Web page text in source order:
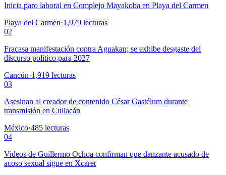
Inicia paro laboral en Complejo Mayakoba en Playa del Carmen
Playa del Carmen·1,979 lecturas
02
Fracasa manifestación contra Aguakan; se exhibe desgaste del
discurso político para 2027
Cancún·1,919 lecturas
03
Asesinan al creador de contenido César Gastélum durante
transmisión en Culiacán
México·485 lecturas
04
Videos de Guillermo Ochoa confirman que danzante acusado de
acoso sexual sigue en Xcaret